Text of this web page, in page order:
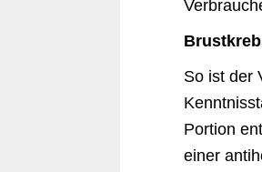
So ist der
Portion
einer